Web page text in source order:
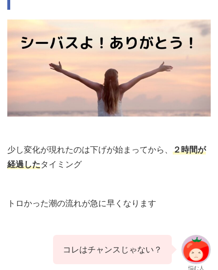
少し変化が現れたのは下げが始まってから、 ２時間が
経過したタイミング
トロかった潮の流れが急に早くなります
コレはチャンスじゃない？
悩む人